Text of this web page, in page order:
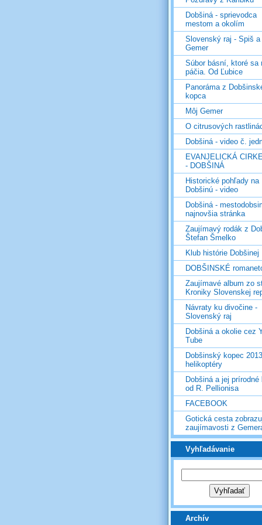
Dobšiná - sprievodca
mestom a okolím
Slovenský raj - Spiš a
Gemer
Súbor básní, ktoré sa
páčia. Od Ľubice
Panoráma z
kopca
Môj Gemer
O citrusových
Dobšiná - video č.
EVANJELICKÁ
- DOBŠINÁ
Historické pohľady na
Dobšinú - video
Dobšiná -
najnovšia stránka
Zaujímavý rodák z
Štefan Šmelko
Klub histórie Dobšinej
DOBŠINSKÉ
Zaujímavé album zo
Kroniky Slovenskej
Návraty ku divočine -
Slovenský raj
Dobšiná a okolie cez
Tube
Dobšinský kopec
helikoptéry
Dobšiná a jej prírodné
od R. Pellionisa
FACEBOOK
Gotická cesta
zaujímavosti z
Vyhľadávanie
Archív